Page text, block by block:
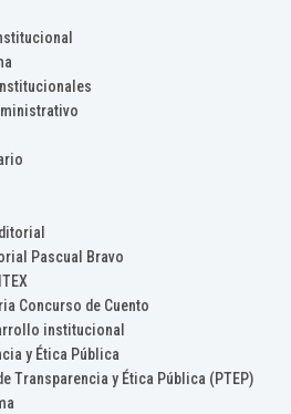
Pascual Bravo
Concurso de Cuento
institucional
y Ética Pública
Transparencia y Ética Pública (PTEP)